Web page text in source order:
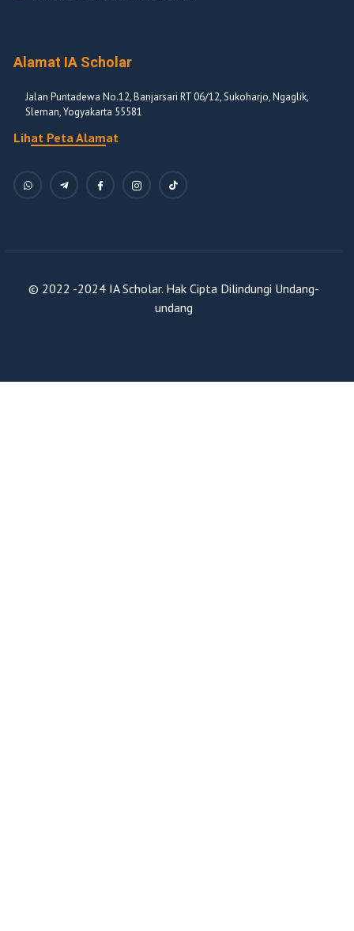
Alamat IA Scholar
Jalan Puntadewa No.12, Banjarsari RT 06/12, Sukoharjo, Ngaglik,
Sleman, Yogyakarta 55581
Lihat Peta Alamat
© 2022 -2024 IA Scholar. Hak Cipta Dilindungi Undang-
undang